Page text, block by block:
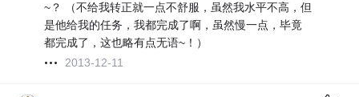
~？ （不给我转正就一点不舒服，虽然我水平不高，但
是他给我的任务，我都完成了啊，虽然慢一点，毕竟
都完成了，这也略有点无语~！）
2013-12-11